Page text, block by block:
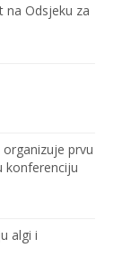
na Odsjeku za
prvu
konferenciju
algi i